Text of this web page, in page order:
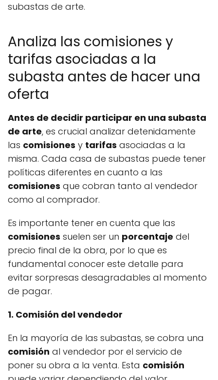
subastas de arte.
Analiza las comisiones y
tarifas asociadas a la
subasta antes de hacer una
oferta
Antes de decidir participar en una subasta
de arte, es crucial analizar detenidamente
las comisiones y tarifas asociadas a la
misma. Cada casa de subastas puede tener
políticas diferentes en cuanto a las
comisiones que cobran tanto al vendedor
como al comprador.
Es importante tener en cuenta que las
comisiones suelen ser un porcentaje del
precio final de la obra, por lo que es
fundamental conocer este detalle para
evitar sorpresas desagradables al momento
de pagar.
1. Comisión del vendedor
En la mayoría de las subastas, se cobra una
comisión al vendedor por el servicio de
poner su obra a la venta. Esta comisión